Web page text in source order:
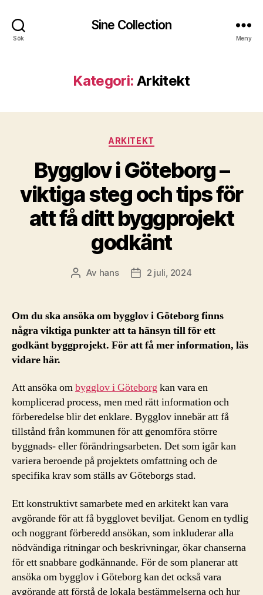
Sök
Sine Collection
Meny
Kategori: Arkitekt
Kategorier
ARKITEKT
Bygglov i Göteborg –
viktiga steg och tips för
att få ditt byggprojekt
godkänt
Inläggsförfattare
Av hans Inläggsdatum
2 juli, 2024
Om du ska ansöka om bygglov i Göteborg finns
några viktiga punkter att ta hänsyn till för ett
godkänt byggprojekt. För att få mer information, läs
vidare här.
Att ansöka ombygglov i Göteborgkan vara en
komplicerad process, men med rätt information och
förberedelse blir det enklare. Bygglov innebär att få
tillstånd från kommunen för att genomföra större
byggnads- eller förändringsarbeten. Det som igår kan
variera beroende på projektets omfattning och de
specifika krav som ställs av Göteborgs stad.
Ett konstruktivt samarbete med en arkitekt kan vara
avgörande för att få bygglovet beviljat. Genom en tydlig
och noggrant förberedd ansökan, som inkluderar alla
nödvändiga ritningar och beskrivningar, ökar chanserna
för ett snabbare godkännande. För de som planerar att
ansöka om bygglov i Göteborg kan det också vara
avgörande att förstå de lokala bestämmelserna och hur